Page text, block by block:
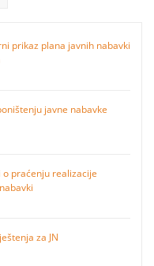
prikaz plana javnih nabavki
javne nabavke
o praćenju realizacije
za JN